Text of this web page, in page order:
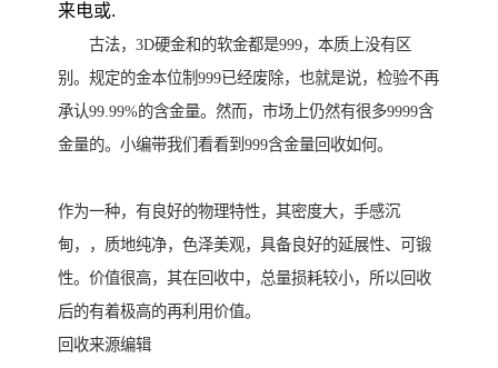
来电或.
古法，3D硬金和的软金都是999，本质上没有区
别。规定的金本位制999已经废除，也就是说，检验不再
承认99.99%的含金量。然而，市场上仍然有很多9999含
金量的。小编带我们看看到999含金量回收如何。
作为一种，有良好的物理特性，其密度大，手感沉
甸，，质地纯净，色泽美观，具备良好的延展性、可锻
性。价值很高，其在回收中，总量损耗较小，所以回收
后的有着极高的再利用价值。
回收来源编辑